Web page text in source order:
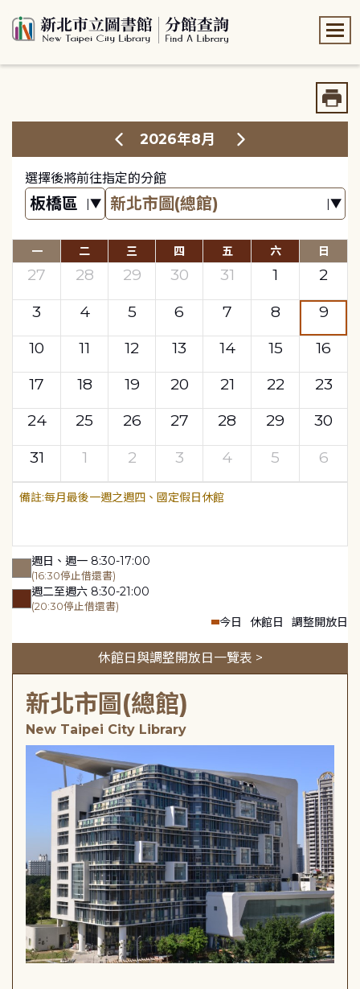
2026年8月
選擇後將前往指定的分館
一 二 三 四 五 六 日
27 28 29 30 31 1
2
3
4 5 6 7 8
9
10
11 12 13 14 15
16
17
18 19 20 21 22
23
24
25 26 27 28 29
30
31
1 2 3 4 5 6
每月最後一週之週四、國定假日休館
週日、週一 8:30-17:00
(16:30停止借還書)
週二至週六 8:30-21:00
(20:30停止借還書)
今日 休館日 調整開放日
休館日與調整開放日一覽表 >
新北市圖(總館)
New Taipei City Library